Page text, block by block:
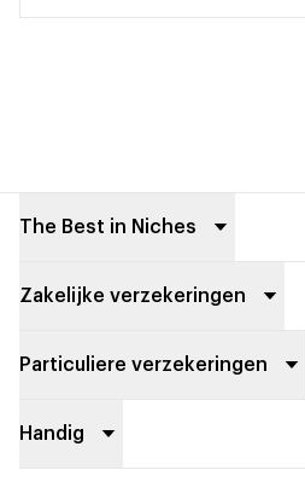
The Best in Niches
Zakelijke verzekeringen
Particuliere verzekeringen
Handig